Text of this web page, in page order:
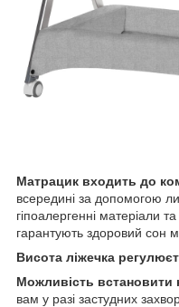
Матрацик входить до
всередині за допомогою
гіпоалергенні матеріали
гарантують здоровий сон
Висота ліжечка
Можливість встановити
вам у разі застудних